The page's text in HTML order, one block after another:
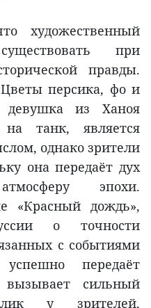
художественный
при
правды.
персика, фо и
девушка из Ханоя
танк, является
однако зрители
она передаёт дух
эпохи.
«Красный дождь»,
о точности
с событиями
передаёт
сильный
у зрителей,